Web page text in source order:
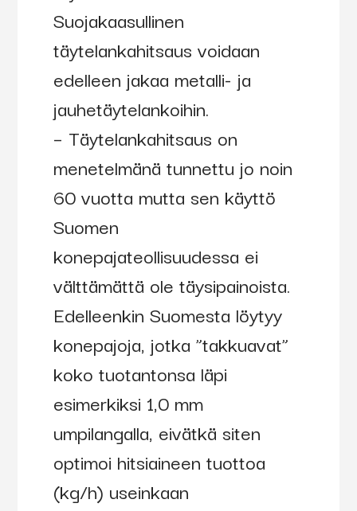
Suojakaasullinen
täytelankahitsaus voidaan
edelleen jakaa metalli- ja
jauhetäytelankoihin.
– Täytelankahitsaus on
menetelmänä tunnettu jo noin
60 vuotta mutta sen käyttö
Suomen
konepajateollisuudessa ei
välttämättä ole täysipainoista.
Edelleenkin Suomesta löytyy
konepajoja, jotka ”takkuavat”
koko tuotantonsa läpi
esimerkiksi 1,0 mm
umpilangalla, eivätkä siten
optimoi hitsiaineen tuottoa
(kg/h) useinkaan